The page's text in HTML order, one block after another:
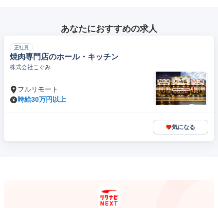
あなたにおすすめの求人
正社員
焼肉専門店のホール・キッチン
株式会社こぐみ
フルリモート
時給30万円以上
気になる